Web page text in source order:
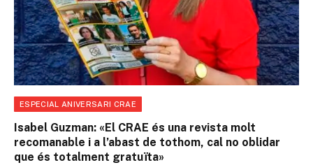
ESPECIAL ANIVERSARI CRAE
Isabel Guzman: «El CRAE és una revista molt
recomanable i a l’abast de tothom, cal no oblidar
que és totalment gratuïta»